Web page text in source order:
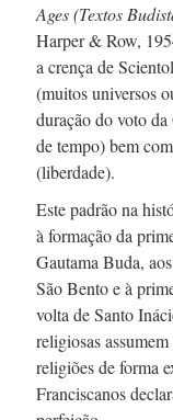
Ages (Textos
Harper & Row,
a crença de
(muitos universos
duração do voto
de tempo) bem
(liberdade).
Este padrão na
à formação da
Gautama Buda,
São Bentoe à
volta de Santo
religiosas
religiões de forma
Franciscanos